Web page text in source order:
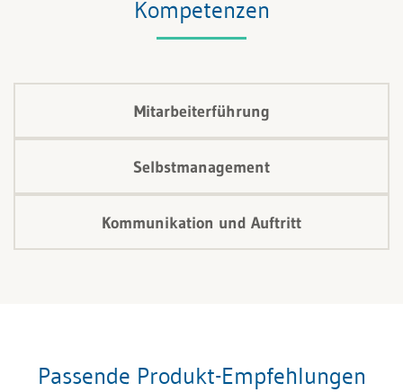
Kompetenzen
Mitarbeiterführung
Selbstmanagement
Kommunikation und Auftritt
Passende Produkt-Empfehlungen